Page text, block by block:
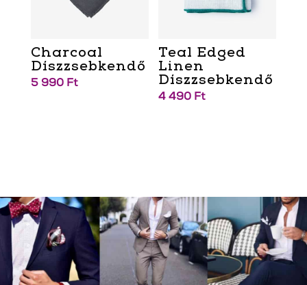
Charcoal
Díszzsebkendő
5 990 Ft
Teal Edged
Linen
Díszzsebkendő
4 490 Ft